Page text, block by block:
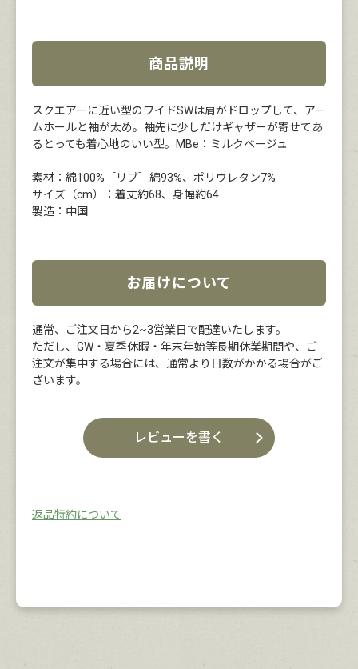
商品説明
スクエアーに近い型のワイドSWは肩がドロップして、アー
ムホールと袖が太め。袖先に少しだけギャザーが寄せてあ
るとっても着心地のいい型。MBe：ミルクベージュ
素材：綿100%［リブ］綿93%、ポリウレタン7%
サイズ（cm）：着丈約68、身幅約64
製造：中国
お届けについて
通常、ご注文日から2~3営業日で配達いたします。
ただし、GW・夏季休暇・年末年始等長期休業期間や、ご
注文が集中する場合には、通常より日数がかかる場合がご
ざいます。
レビューを書く
返品特約について